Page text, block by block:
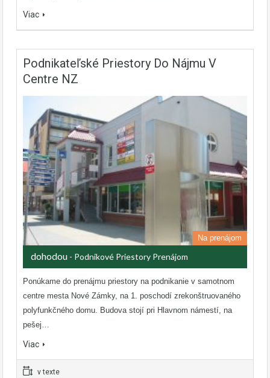
Viac
Podnikateľské Priestory Do Nájmu V
Centre NZ
Na prenájom
dohodou - Podnikové Priestory Prenájom
Ponúkame do prenájmu priestory na podnikanie v samotnom
centre mesta Nové Zámky, na 1. poschodí zrekonštruovaného
polyfunkčného domu. Budova stojí pri Hlavnom námestí, na
pešej…
Viac
v texte